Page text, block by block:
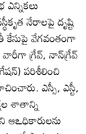
నేరాలపై దృష్టి
వేగవంతంగా
గ్రేవ్‌, నాన్‌గ్రేవ్‌
పరిశీలించి
ఎస్సీ, ఎస్టీ,
శాతాన్ని
ఆఽధికారులను